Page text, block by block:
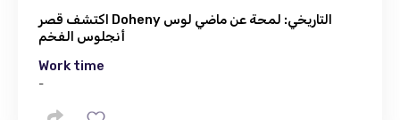
اكتشف قصر Doheny التاريخي: لمحة عن ماضي لوس
أنجلوس الفخم
Work time
-